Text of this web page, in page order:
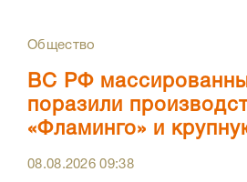
Общество
ВС РФ
поразили
«Фламинго» и
08.08.202609:38